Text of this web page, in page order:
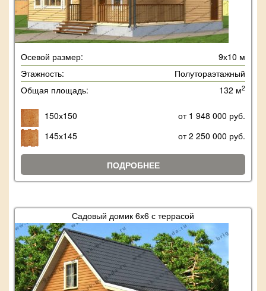
Осевой размер:
9х10 м
Этажность:
Полутораэтажный
Общая площадь:
132 м2
150х150
от 1 948 000 руб.
145х145
от 2 250 000 руб.
ПОДРОБНЕЕ
Садовый домик 6х6 с террасой